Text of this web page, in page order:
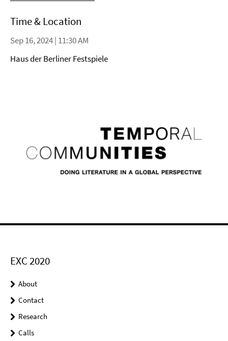
Time & Location
Sep 16, 2024 | 11:30 AM
Haus der Berliner Festspiele
EXC 2020
About
Contact
Research
Calls